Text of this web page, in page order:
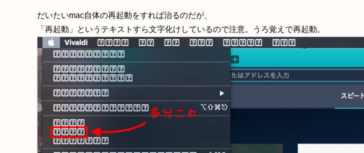
だいたいmac自体の再起動をすれば治るのだが、
「再起動」というテキストすら文字化けしているので注意。うろ覚えで再起動。